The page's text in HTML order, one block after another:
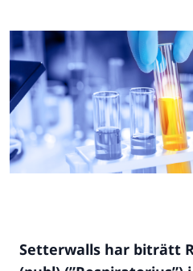
Setterwalls har biträtt